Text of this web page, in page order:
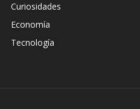
Curiosidades
Economía
Tecnología